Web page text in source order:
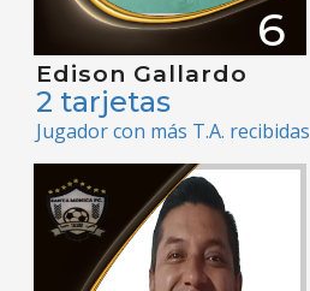
6
Edison Gallardo
2 tarjetas
Jugador con más T.A. recibidas